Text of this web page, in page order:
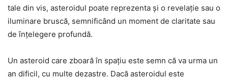
tale din vis, asteroidul poate reprezenta și o revelație sau o
iluminare bruscă, semnificând un moment de claritate sau
de înțelegere profundă.
Un asteroid care zboară în spațiu este semn că va urma un
an dificil, cu multe dezastre. Dacă asteroidul este